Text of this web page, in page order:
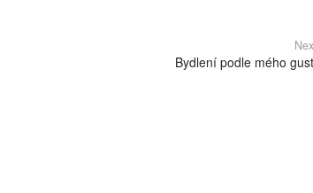
Bydlení podle mého